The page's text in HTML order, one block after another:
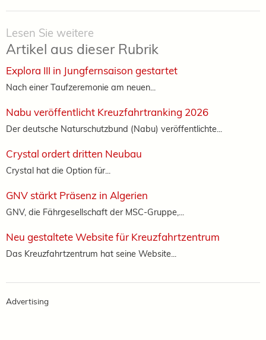
Lesen Sie weitere
Artikel aus dieser Rubrik
Explora III in Jungfernsaison gestartet
Nach einer Taufzeremonie am neuen...
Nabu veröffentlicht Kreuzfahrtranking 2026
Der deutsche Naturschutzbund (Nabu) veröffentlichte...
Crystal ordert dritten Neubau
Crystal hat die Option für...
GNV stärkt Präsenz in Algerien
GNV, die Fährgesellschaft der MSC-Gruppe,...
Neu gestaltete Website für Kreuzfahrtzentrum
Das Kreuzfahrtzentrum hat seine Website...
Advertising